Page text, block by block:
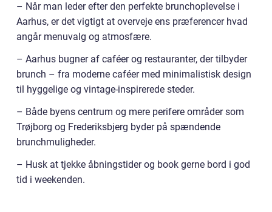
– Når man leder efter den perfekte brunchoplevelse i
Aarhus, er det vigtigt at overveje ens præferencer hvad
angår menuvalg og atmosfære.
– Aarhus bugner af caféer og restauranter, der tilbyder
brunch – fra moderne caféer med minimalistisk design
til hyggelige og vintage-inspirerede steder.
– Både byens centrum og mere perifere områder som
Trøjborg og Frederiksbjerg byder på spændende
brunchmuligheder.
– Husk at tjekke åbningstider og book gerne bord i god
tid i weekenden.